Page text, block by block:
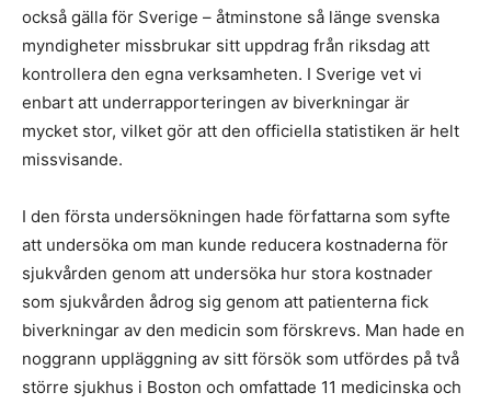
också gälla för Sverige – åtminstone så länge svenska
myndigheter missbrukar sitt uppdrag från riksdag att
kontrollera den egna verksamheten. I Sverige vet vi
enbart att underrapporteringen av biverkningar är
mycket stor, vilket gör att den officiella statistiken är helt
missvisande.
I den första undersökningen hade författarna som syfte
att undersöka om man kunde reducera kostnaderna för
sjukvården genom att undersöka hur stora kostnader
som sjukvården ådrog sig genom att patienterna fick
biverkningar av den medicin som förskrevs. Man hade en
noggrann uppläggning av sitt försök som utfördes på två
större sjukhus i Boston och omfattade 11 medicinska och